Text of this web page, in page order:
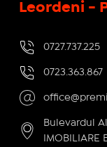
Leordeni -
0727.737.225
0723.363.867
Bulevardul
IMOBILIARE